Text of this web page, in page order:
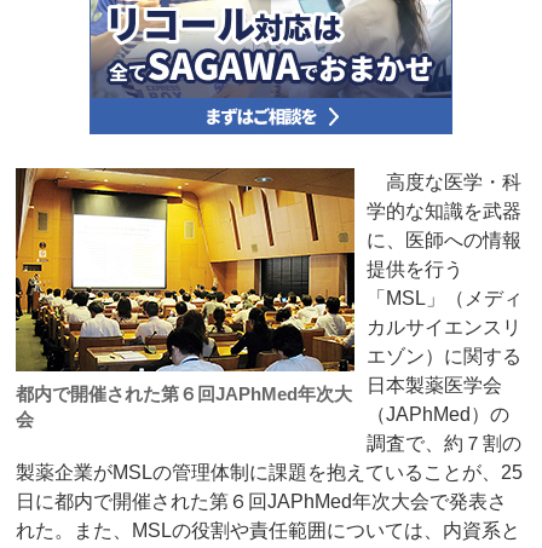
都内で開催された第６回JAPhMed年次大
会
高度な医学・科
学的な知識を武器
に、医師への情報
提供を行う
「MSL」（メディ
カルサイエンスリ
エゾン）に関する
日本製薬医学会
（JAPhMed）の
調査で、約７割の
製薬企業がMSLの管理体制に課題を抱えていることが、25
日に都内で開催された第６回JAPhMed年次大会で発表さ
れた。また、MSLの役割や責任範囲については、内資系と